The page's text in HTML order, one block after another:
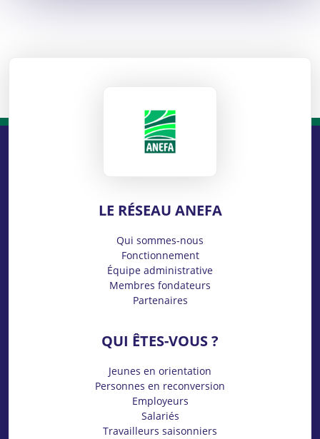
LE RÉSEAU ANEFA
Qui sommes-nous
Fonctionnement
Équipe administrative
Membres fondateurs
Partenaires
QUI ÊTES-VOUS ?
Jeunes en orientation
Personnes en reconversion
Employeurs
Salariés
Travailleurs saisonniers